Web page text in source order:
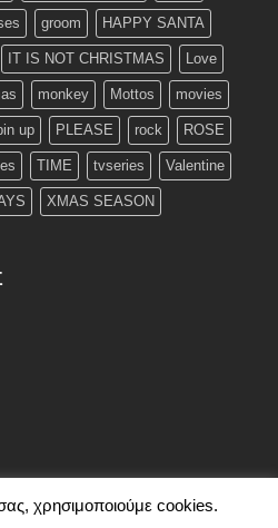
groom HAPPY SANTA
IT IS NOT CHRISTMAS Love
monkey Mottos movies
up PLEASE rock ROSE
TIME tvseries Valentine
XMAS SEASON
χρησιμοποιούμε cookies.